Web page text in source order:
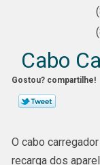
Cabo
Gostou? compartilhe!
O cabo
recarga dos